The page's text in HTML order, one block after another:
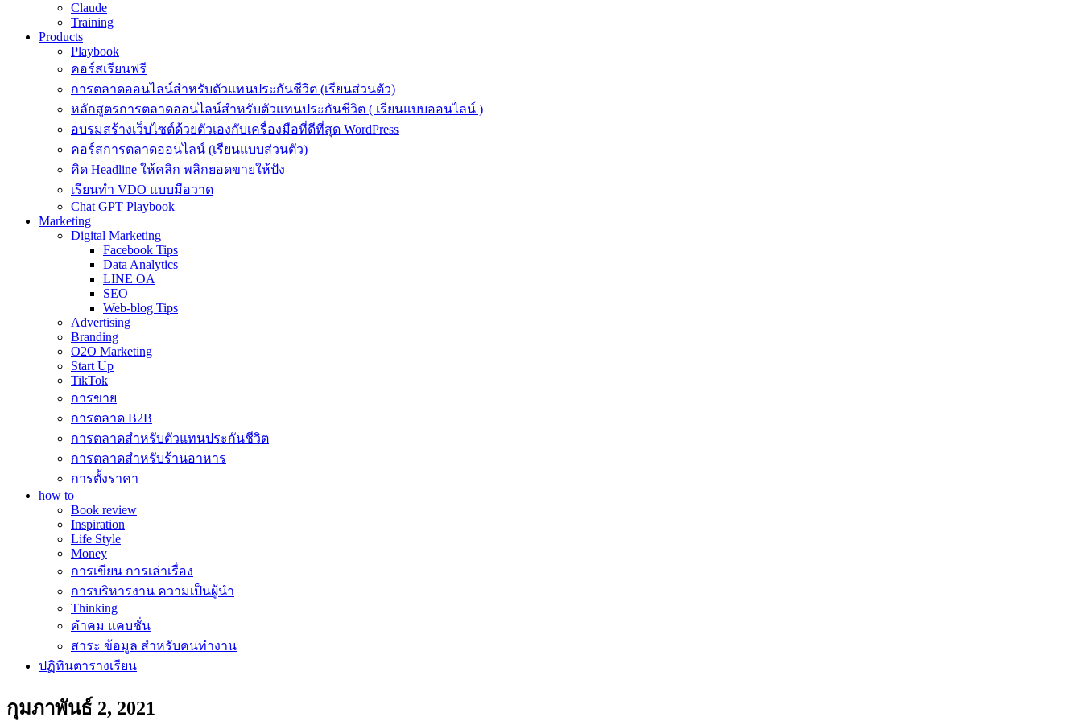
Claude
Training
Products
Playbook
คอร์สเรียนฟรี
การตลาดออนไลน์สำหรับตัวแทนประกันชีวิต (เรียนส่วนตัว)
หลักสูตรการตลาดออนไลน์สำหรับตัวแทนประกันชีวิต ( เรียนแบบออนไลน์ )
อบรมสร้างเว็บไซต์ด้วยตัวเองกับเครื่องมือที่ดีที่สุด WordPress
คอร์สการตลาดออนไลน์ (เรียนแบบส่วนตัว)
คิด Headline ให้คลิก พลิกยอดขายให้ปัง
เรียนทำ VDO แบบมือวาด
Chat GPT Playbook
Marketing
Digital Marketing
Facebook Tips
Data Analytics
LINE OA
SEO
Web-blog Tips
Advertising
Branding
O2O Marketing
Start Up
TikTok
การขาย
การตลาด B2B
การตลาดสำหรับตัวแทนประกันชีวิต
การตลาดสำหรับร้านอาหาร
การตั้งราคา
how to
Book review
Inspiration
Life Style
Money
การเขียน การเล่าเรื่อง
การบริหารงาน ความเป็นผู้นำ
Thinking
คำคม แคบชั่น
สาระ ข้อมูล สำหรับคนทำงาน
ปฏิทินตารางเรียน
กุมภาพันธ์ 2, 2021